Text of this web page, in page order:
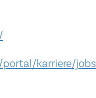
karriere/jobs